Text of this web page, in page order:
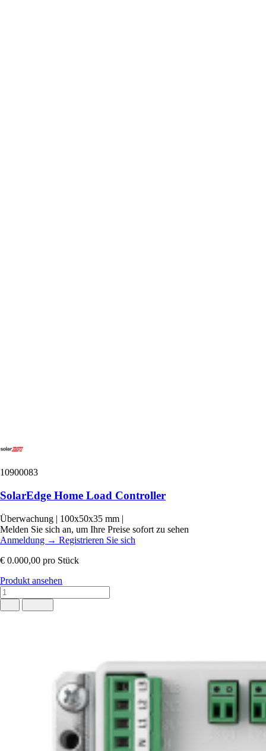
10900083
SolarEdge Home Load Controller
Überwachung | 100x50x35 mm |
Melden Sie sich an, um Ihre Preise sofort zu sehen
Anmeldung → Registrieren Sie sich
€ 0.000,00 pro Stück
Produkt ansehen